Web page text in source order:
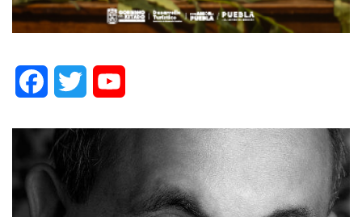
FacebookTwitter